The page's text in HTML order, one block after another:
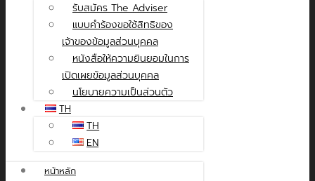
รับสมัคร The Adviser
แบบคำร้องขอใช้สิทธิของ
เจ้าของข้อมูลส่วนบุคคล
หนังสือให้ความยินยอมในการ
เปิดเผยข้อมูลส่วนบุคคล
นโยบายความเป็นส่วนตัว
TH
TH
EN
หน้าหลัก